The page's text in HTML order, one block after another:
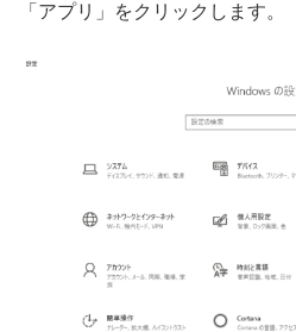
「アプリ」をクリックします。